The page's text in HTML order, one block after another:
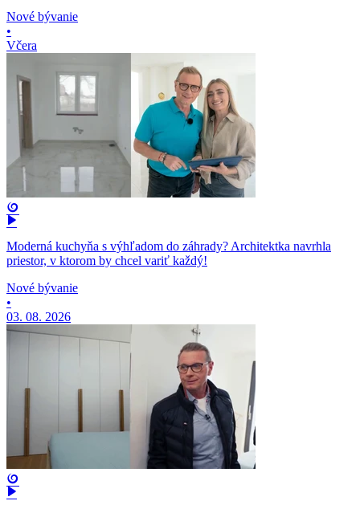
Nové bývanie
•
Včera
Moderná kuchyňa s výhľadom do záhrady? Architektka navrhla
priestor, v ktorom by chcel variť každý!
Nové bývanie
•
03. 08. 2026